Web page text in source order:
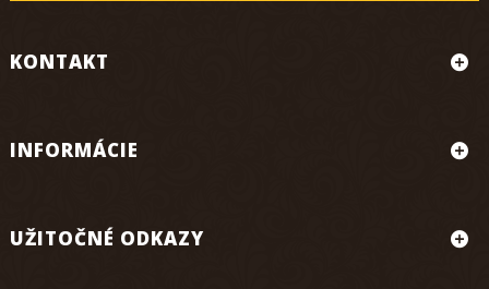
KONTAKT
INFORMÁCIE
UŽITOČNÉ ODKAZY